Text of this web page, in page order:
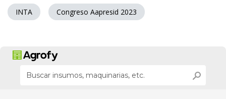
INTA Congreso Aapresid 2023